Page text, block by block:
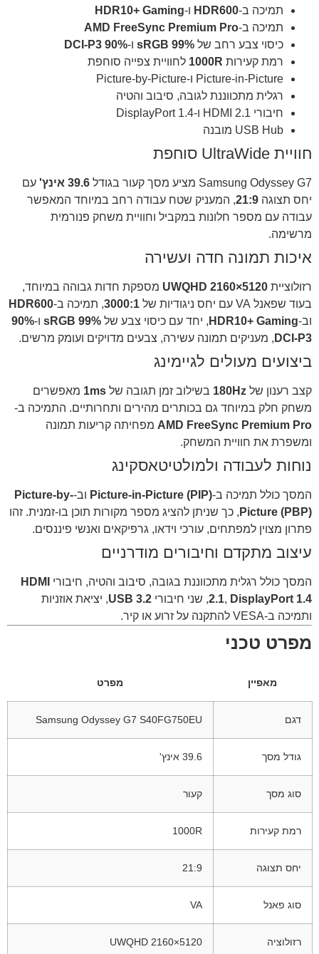
תמיכה ב-HDR600 ו-HDR10+ Gaming
תמיכה ב-AMD FreeSync Premium Pro
כיסוי צבע רחב של 99% sRGB ו-90% DCI-P3
רמת קעירות 1000R לחוויית צפייה סוחפת
Picture-in-Picture ו-Picture-by-Picture
רגלית מתכווננת לגובה, סיבוב והטיה
חיבורי HDMI 2.1 ו-DisplayPort 1.4
USB Hub מובנה
חוויית UltraWide סוחפת
Samsung Odyssey G7 מציע מסך קעור בגודל 39.6 אינץ'
עם
יחס תצוגה 21:9, המעניק שטח עבודה רחב במיוחד המאפשר
עבודה עם מספר חלונות במקביל וחוויית משחק פנורמית
מרשימה.
איכות תמונה חדה ועשירה
רזולוציית 5120×2160 UWQHD
מספקת חדות גבוהה במיוחד,
בעוד שפאנל VA עם יחס ניגודיות של
3000:1, תמיכה ב-HDR600
וב-HDR10+ Gaming , יחד עם כיסוי צבע של 99% sRGB ו-90%
DCI-P3 , מעניקים תמונה עשירה, צבעים מדויקים ועומק מרשים.
ביצועים מעולים לגיימינג
קצב רענון של 180Hz בשילוב זמן תגובה של 1ms מאפשרים
משחק חלק במיוחד גם בכותרים מהירים ותחרותיים. התמיכה ב-
AMD FreeSync Premium Pro מפחיתה קריעות תמונה
ומשפרת את חוויית המשחק.
נוחות לעבודה ולמולטיטאסקינג
המסך כולל תמיכה ב-Picture-in-Picture (PIP) וב-Picture-by-
Picture (PBP) , כך שניתן להציג מספר מקורות תוכן בו-זמנית. זהו
פתרון מצוין למפתחים, עורכי וידאו, גרפיקאים ואנשי פיננסים.
עיצוב מתקדם וחיבורים מודרניים
המסך כולל רגלית מתכווננת בגובה, סיבוב והטיה, חיבורי
HDMI
2.1, DisplayPort 1.4 , שני חיבורי USB 3.2, יציאת אוזניות
ותמיכה ב-VESA להתקנה על זרוע או קיר.
מפרט טכני
מאפיין מפרט
דגם Samsung Odyssey G7 S40FG750EU
גודל מסך 39.6 אינץ'
סוג מסך קעור
רמת קעירות 1000R
יחס תצוגה 21:9
סוג פאנל VA
רזולוציה 5120×2160 UWQHD